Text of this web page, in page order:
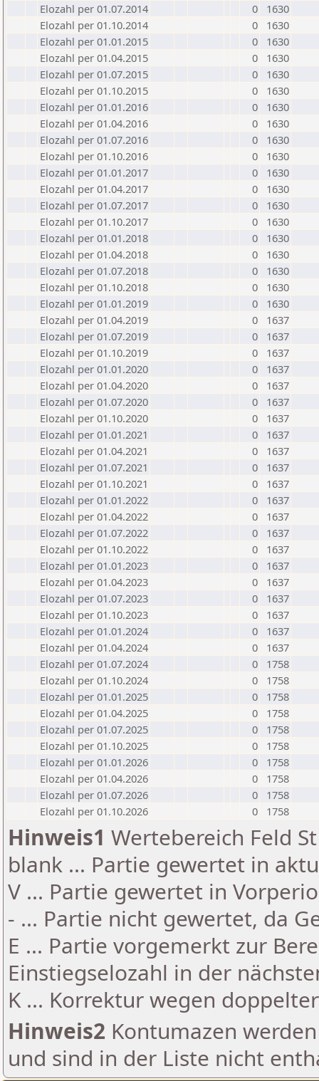
Elozahl per 01.07.2014
0
1630
Elozahl per 01.10.2014
0
1630
Elozahl per 01.01.2015
0
1630
Elozahl per 01.04.2015
0
1630
Elozahl per 01.07.2015
0
1630
Elozahl per 01.10.2015
0
1630
Elozahl per 01.01.2016
0
1630
Elozahl per 01.04.2016
0
1630
Elozahl per 01.07.2016
0
1630
Elozahl per 01.10.2016
0
1630
Elozahl per 01.01.2017
0
1630
Elozahl per 01.04.2017
0
1630
Elozahl per 01.07.2017
0
1630
Elozahl per 01.10.2017
0
1630
Elozahl per 01.01.2018
0
1630
Elozahl per 01.04.2018
0
1630
Elozahl per 01.07.2018
0
1630
Elozahl per 01.10.2018
0
1630
Elozahl per 01.01.2019
0
1630
Elozahl per 01.04.2019
0
1637
Elozahl per 01.07.2019
0
1637
Elozahl per 01.10.2019
0
1637
Elozahl per 01.01.2020
0
1637
Elozahl per 01.04.2020
0
1637
Elozahl per 01.07.2020
0
1637
Elozahl per 01.10.2020
0
1637
Elozahl per 01.01.2021
0
1637
Elozahl per 01.04.2021
0
1637
Elozahl per 01.07.2021
0
1637
Elozahl per 01.10.2021
0
1637
Elozahl per 01.01.2022
0
1637
Elozahl per 01.04.2022
0
1637
Elozahl per 01.07.2022
0
1637
Elozahl per 01.10.2022
0
1637
Elozahl per 01.01.2023
0
1637
Elozahl per 01.04.2023
0
1637
Elozahl per 01.07.2023
0
1637
Elozahl per 01.10.2023
0
1637
Elozahl per 01.01.2024
0
1637
Elozahl per 01.04.2024
0
1637
Elozahl per 01.07.2024
0
1758
Elozahl per 01.10.2024
0
1758
Elozahl per 01.01.2025
0
1758
Elozahl per 01.04.2025
0
1758
Elozahl per 01.07.2025
0
1758
Elozahl per 01.10.2025
0
1758
Elozahl per 01.01.2026
0
1758
Elozahl per 01.04.2026
0
1758
Elozahl per 01.07.2026
0
1758
Elozahl per 01.10.2026
0 1758
Hinweis1 Wertebereich Feld
blank ... Partie gewertet in
V ... Partie gewertet in
- ... Partie nicht gewertet, da
E ... Partie vorgemerkt zur
Einstiegselozahl in der
K ... Korrektur wegen
Hinweis2 Kontumazen
und sind in der Liste nicht